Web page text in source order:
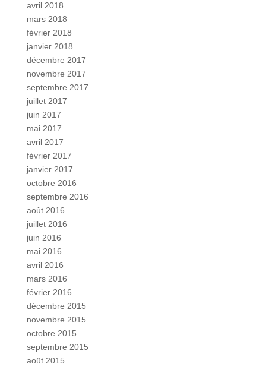
avril 2018
mars 2018
février 2018
janvier 2018
décembre 2017
novembre 2017
septembre 2017
juillet 2017
juin 2017
mai 2017
avril 2017
février 2017
janvier 2017
octobre 2016
septembre 2016
août 2016
juillet 2016
juin 2016
mai 2016
avril 2016
mars 2016
février 2016
décembre 2015
novembre 2015
octobre 2015
septembre 2015
août 2015